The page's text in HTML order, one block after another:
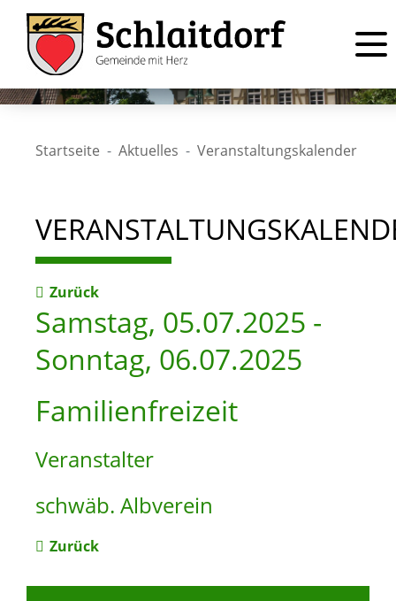
Startseite Aktuelles Veranstaltungskalender
Zurück
Samstag, 05.07.2025 -
Sonntag, 06.07.2025
Familienfreizeit
Veranstalter
schwäb. Albverein
Zurück